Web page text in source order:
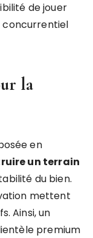
de jouer
concurrentiel
la
en
un terrain
du bien.
mettent
Ainsi, un
premium